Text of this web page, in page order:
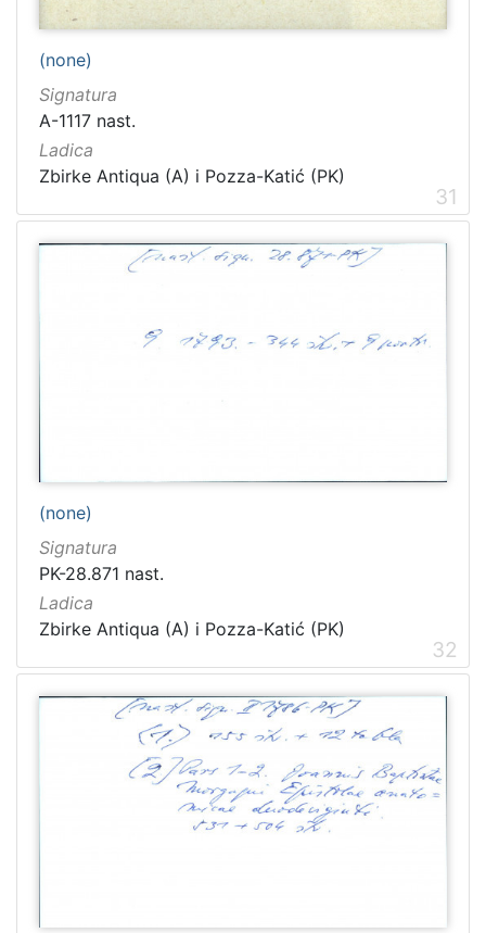
(none)
Signatura
A-1117 nast.
Ladica
Zbirke Antiqua (A) i Pozza-Katić (PK)
31
(none)
Signatura
PK-28.871 nast.
Ladica
Zbirke Antiqua (A) i Pozza-Katić (PK)
32